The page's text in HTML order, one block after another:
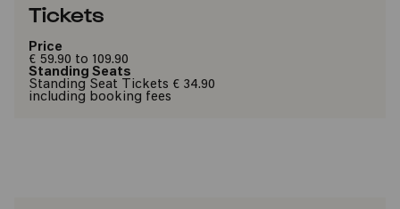
Tickets
Price
€ 59.90 to 109.90
Standing Seats
Standing Seat Tickets € 34.90
including booking fees